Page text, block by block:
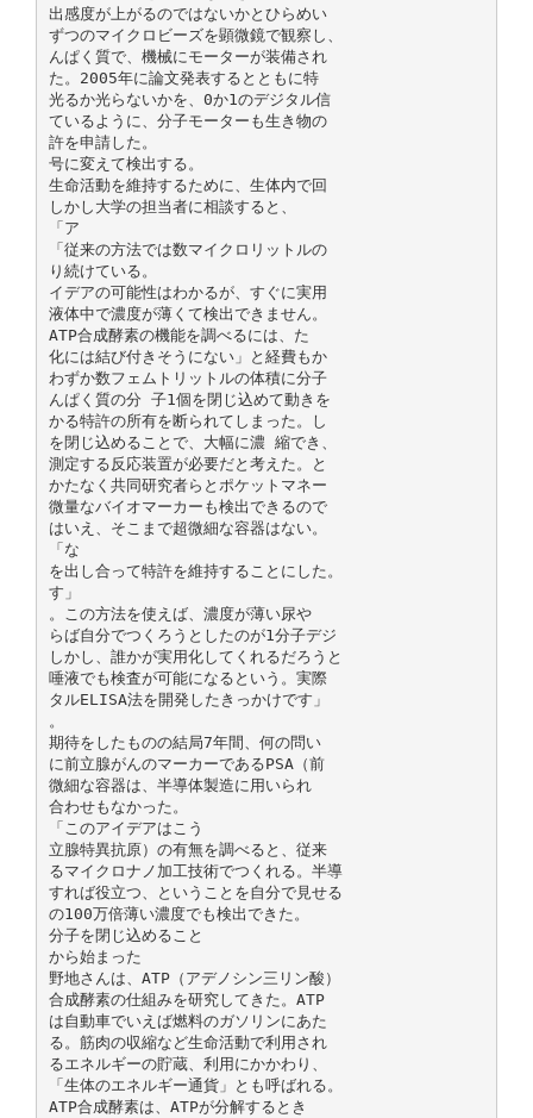
出感度が上がるのではないかとひらめい
ずつのマイクロビーズを顕微鏡で観察し、
んぱく質で、機械にモーターが装備され
た。2005年に論文発表するとともに特
光るか光らないかを、0か1のデジタル信
ているように、分子モーターも生き物の
許を申請した。
号に変えて検出する。
生命活動を維持するために、生体内で回
しかし大学の担当者に相談すると、
「ア
「従来の方法では数マイクロリットルの
り続けている。
イデアの可能性はわかるが、すぐに実用
液体中で濃度が薄くて検出できません。
ATP合成酵素の機能を調べるには、た
化には結び付きそうにない」と経費もか
わずか数フェムトリットルの体積に分子
んぱく質の分 子1個を閉じ込めて動きを
かる特許の所有を断られてしまった。し
を閉じ込めることで、大幅に濃 縮でき、
測定する反応装置が必要だと考えた。と
かたなく共同研究者らとポケットマネー
微量なバイオマーカーも検出できるので
はいえ、そこまで超微細な容器はない。
「な
を出し合って特許を維持することにした。
す」
。この方法を使えば、濃度が薄い尿や
らば自分でつくろうとしたのが1分子デジ
しかし、誰かが実用化してくれるだろうと
唾液でも検査が可能になるという。実際
タルELISA法を開発したきっかけです」
。
期待をしたものの結局7年間、何の問い
に前立腺がんのマーカーであるPSA（前
微細な容器は、半導体製造に用いられ
合わせもなかった。
「このアイデアはこう
立腺特異抗原）の有無を調べると、従来
るマイクロナノ加工技術でつくれる。半導
すれば役立つ、ということを自分で見せる
の100万倍薄い濃度でも検出できた。
分子を閉じ込めること
から始まった
野地さんは、ATP（アデノシン三リン酸）
合成酵素の仕組みを研究してきた。ATP
は自動車でいえば燃料のガソリンにあた
る。筋肉の収縮など生命活動で利用され
るエネルギーの貯蔵、利用にかかわり、
「生体のエネルギー通貨」とも呼ばれる。
ATP合成酵素は、ATPが分解するとき